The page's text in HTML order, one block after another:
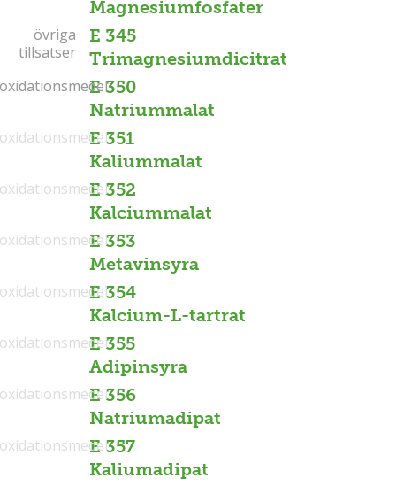
Magnesiumfosfater
E 345
Trimagnesiumdicitrat
övriga
tillsatser
övriga
tillsatser
E 350
Natriummalat
E 351
Kaliummalat
E 352
Kalciummalat
E 353
Metavinsyra
E 354
Kalcium-L-tartrat
E 355
Adipinsyra
E 356
Natriumadipat
E 357
Kaliumadipat